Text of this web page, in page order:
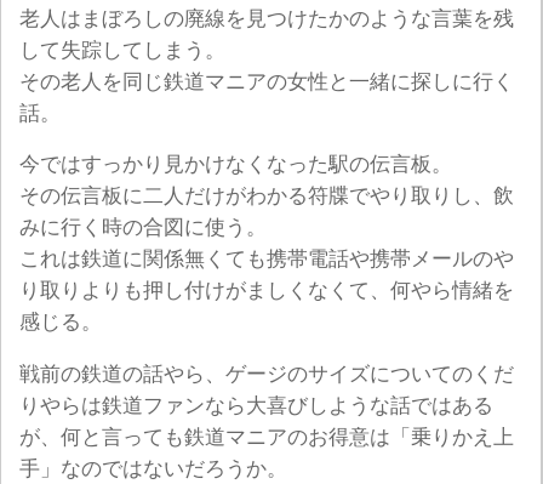
老人はまぼろしの廃線を見つけたかのような言葉を残
して失踪してしまう。
その老人を同じ鉄道マニアの女性と一緒に探しに行く
話。
今ではすっかり見かけなくなった駅の伝言板。
その伝言板に二人だけがわかる符牒でやり取りし、飲
みに行く時の合図に使う。
これは鉄道に関係無くても携帯電話や携帯メールのや
り取りよりも押し付けがましくなくて、何やら情緒を
感じる。
戦前の鉄道の話やら、ゲージのサイズについてのくだ
りやらは鉄道ファンなら大喜びしような話ではある
が、何と言っても鉄道マニアのお得意は「乗りかえ上
手」なのではないだろうか。